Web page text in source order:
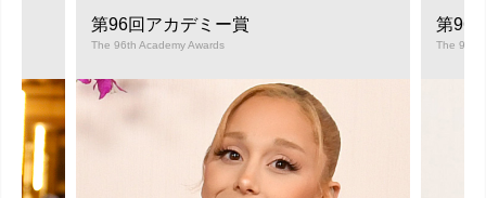
第96回アカデミー賞
The 96th Academy Awards
第96
The 96th